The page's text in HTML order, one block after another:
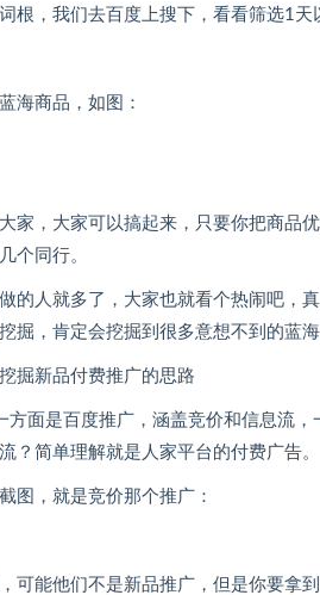
根，我们去百度上搜下，看看筛选1天
海商品，如图：
家，大家可以搞起来，只要你把商品
个同行。
的人就多了，大家也就看个热闹吧，
掘，肯定会挖掘到很多意想不到的蓝
掘新品付费推广的思路
方面是百度推广，涵盖竞价和信息流
？简单理解就是人家平台的付费广告。
图，就是竞价那个推广：
可能他们不是新品推广，但是你要拿